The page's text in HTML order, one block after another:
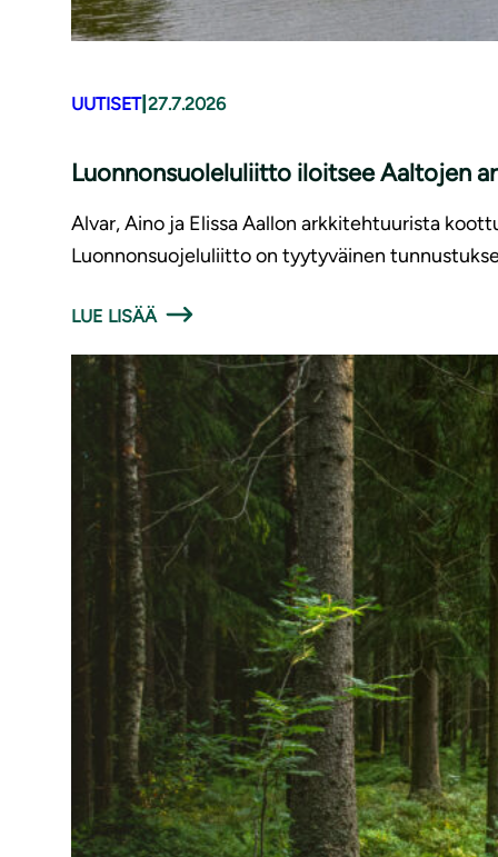
UUTISET| 27.7.2026
Luonnonsuoleluliitto iloitsee Aaltojen
Alvar, Aino ja Elissa Aallon arkkitehtuurista
Luonnonsuojeluliitto on tyytyväinen
LUE LISÄÄ